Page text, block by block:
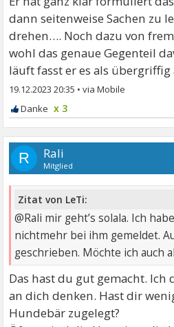
dann seitenweise Sachen zu
drehen…. Noch dazu von
wohl das genaue Gegenteil
läuft fasst er es als übergriffig
19.12.2023 20:35 •
x 3
R Rali
Mitglied
Zitat von LeTi:
@Rali mir geht’s solala. Ich
nichtmehr bei ihm gemeldet.
geschrieben. Möchte ich auch
Das hast du gut gemacht.
an dich denken. Hast dir
Hundebär zugelegt?